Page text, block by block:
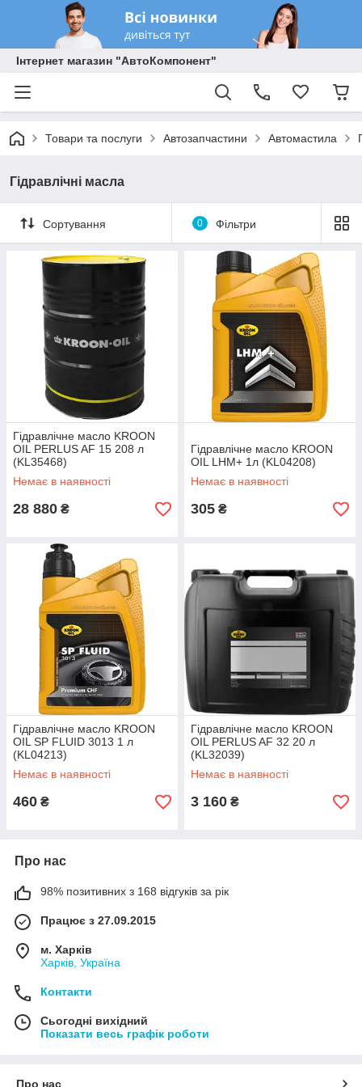
Інтернет магазин "АвтоКомпонент"
Товари та послуги Автозапчастини Автомастила
Гідравлічні масла
Сортування 0 Фільтри
Гідравлічне масло KROON
OIL PERLUS AF 15 208 л
(KL35468)
Немає в наявності
28 880 ₴
Гідравлічне масло KROON
OIL LHM+ 1л (KL04208)
Немає в наявності
305 ₴
Гідравлічне масло KROON
OIL SP FLUID 3013 1 л
(KL04213)
Немає в наявності
460 ₴
Гідравлічне масло KROON
OIL PERLUS AF 32 20 л
(KL32039)
Немає в наявності
3 160 ₴
Про нас
98% позитивних з 168 відгуків за рік
Працює з 27.09.2015
м. Харків
Харків, Україна
Контакти
Сьогодні вихідний
Показати весь графік роботи
Про нас